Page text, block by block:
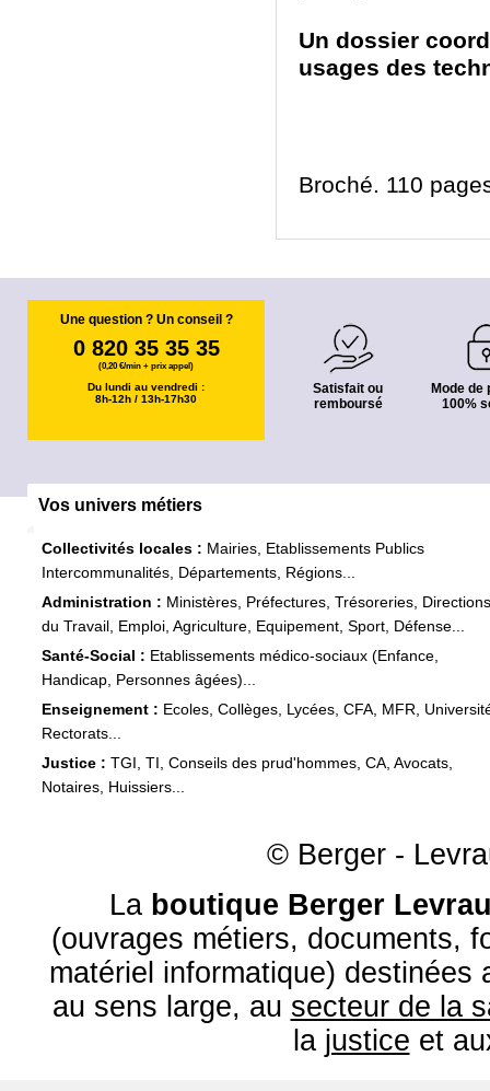
Un dossier
usages des
Broché. 110
Une question ? Un conseil ?
0 820 35 35 35
(0,20 €/min + prix appel)
Du lundi au vendredi :
8h-12h / 13h-17h30
Satisfait ou
remboursé
Mode de
100%
Vos univers métiers
Collectivités locales : Mairies, Etablissements Publics
Intercommunalités, Départements, Régions...
Administration : Ministères, Préfectures, Trésoreries, Directions
du Travail, Emploi, Agriculture, Equipement, Sport, Défense...
Santé-Social : Etablissements médico-sociaux (Enfance,
Handicap, Personnes âgées)...
Enseignement : Ecoles, Collèges, Lycées, CFA, MFR,
Rectorats...
Justice : TGI, TI, Conseils des prud'hommes, CA, Avocats,
Notaires, Huissiers...
© Berger -
La boutique Berger
(ouvrages métiers, documents,
matériel informatique) destinées
au sens large, au secteur de la
la justice et